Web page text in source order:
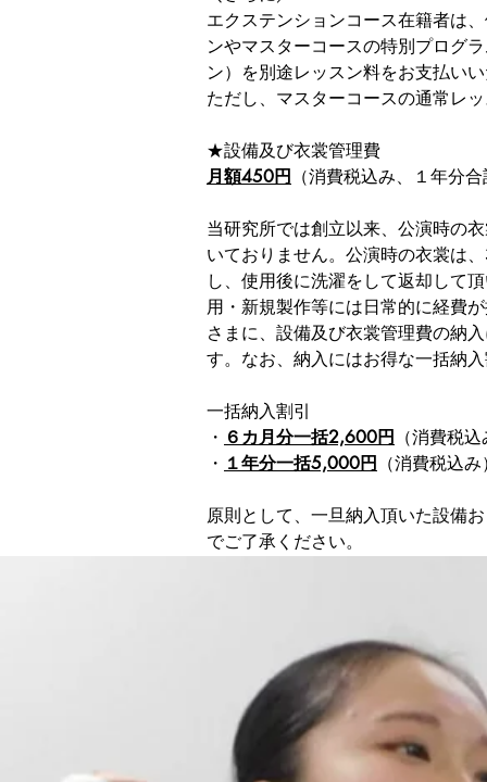
エクステンションコース在籍者は
ンやマスターコースの特別プログ
ン）を別途レッスン料をお支払い
ただし、マスターコースの通常レ
★設備及び衣裳管理費
月額450円
（消費税込み、１年分
当研究所では創立以来、公演時の
いておりません。公演時の衣裳は
し、使用後に洗濯をして返却して
用・新規製作等には日常的に経費
さまに、設備及び衣裳管理費の納
す。なお、納入にはお得な一括納
一括納入割引
・ ６カ月分一括2,600円
（消費税
・ １年分一括5,000円 （消費税込み
原則として、一旦納入頂いた設備
でご了承ください。